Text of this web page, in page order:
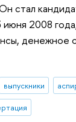
стал
июня 2008
денежное
выпускники